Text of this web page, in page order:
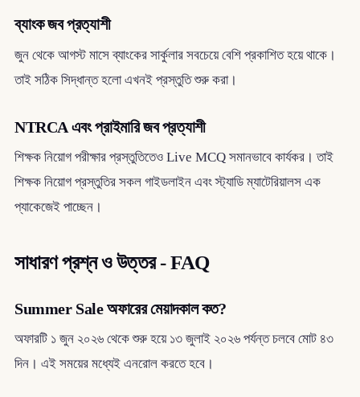
ব্যাংক জব প্রত্যাশী
জুন থেকে আগস্ট মাসে ব্যাংকের সার্কুলার সবচেয়ে বেশি প্রকাশিত হয়ে থাকে।
তাই সঠিক সিদ্ধান্ত হলো এখনই প্রস্তুতি শুরু করা।
NTRCA এবং প্রাইমারি জব প্রত্যাশী
শিক্ষক নিয়োগ পরীক্ষার প্রস্তুতিতেও Live MCQ সমানভাবে কার্যকর। তাই
শিক্ষক নিয়োগ প্রস্তুতির সকল গাইডলাইন এবং স্ট্যাডি ম্যাটেরিয়ালস এক
প্যাকেজেই পাচ্ছেন।
সাধারণ প্রশ্ন ও উত্তর - FAQ
Summer Sale অফারের মেয়াদকাল কত?
অফারটি ১ জুন ২০২৬ থেকে শুরু হয়ে ১৩ জুলাই ২০২৬ পর্যন্ত চলবে মোট ৪৩
দিন। এই সময়ের মধ্যেই এনরোল করতে হবে।